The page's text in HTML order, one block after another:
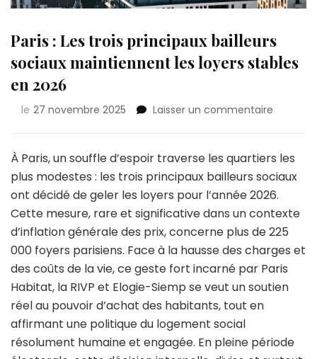
Paris : Les trois principaux bailleurs
sociaux maintiennent les loyers stables
en 2026
le 27 novembre 2025 Laisser un commentaire
Les
bailleurs
sociaux
loyers
stables
en
À Paris, un souffle d’espoir traverse les quartiers les
plus modestes : les trois principaux bailleurs sociaux
ont décidé de geler les loyers pour l’année 2026.
Cette mesure, rare et significative dans un contexte
d’inflation générale des prix, concerne plus de 225
000 foyers parisiens. Face à la hausse des charges et
des coûts de la vie, ce geste fort incarné par Paris
Habitat, la RIVP et Elogie-Siemp se veut un soutien
réel au pouvoir d’achat des habitants, tout en
affirmant une politique du logement social
résolument humaine et engagée. En pleine période